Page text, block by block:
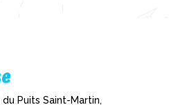
Puits Saint-Martin,